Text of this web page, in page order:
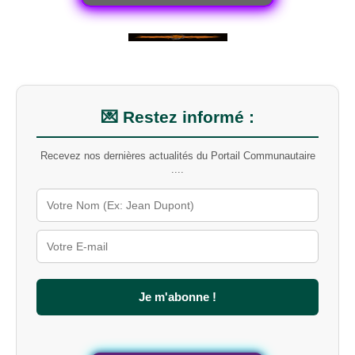
💌 Restez informé :
Recevez nos dernières actualités du Portail Communautaire
....
Je m'abonne !